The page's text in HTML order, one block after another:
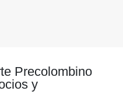
Precolombino
y